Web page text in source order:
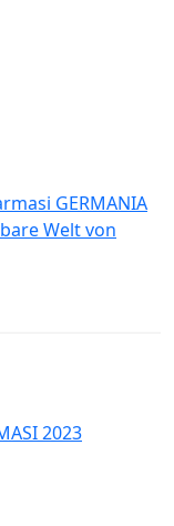
GERMANIA
Welt von
2023